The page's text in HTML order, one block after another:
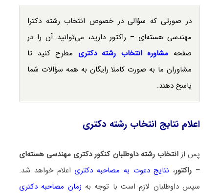
در صورتی که سؤالی در خصوص انتخاب رشته دکترا
مهندسی هسته‌ای – راکتور دارید، می‌توانید آن را در
صفحه مشاوره انتخاب رشته دکتری مطرح کنید تا
مشاوران ما به صورت کاملا رایگان به همه سؤالات شما
پاسخ دهند.
اعلام نتایج انتخاب رشته دکتری
پس ازانتخاب رشته داوطلبان کنکور دکتری مهندسی هسته‌ای
– راکتور، نتایج دعوت به مصاحبه دکتری اعلام خواهد شد.
سپس داوطلبان لازم است با توجه به زمان مصاحبه دکتری